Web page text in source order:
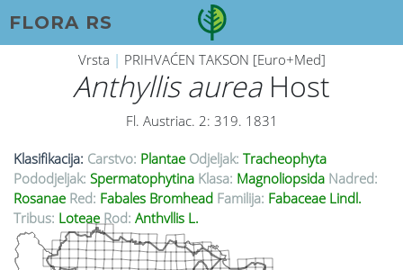
FLORA RS
Vrsta | PRIHVAĆEN TAKSON [Euro+Med]
Anthyllis aureaHost
Fl. Austriac. 2: 319. 1831
Klasifikacija: Carstvo: Plantae Odjeljak: Tracheophyta
Pododjeljak: Spermatophytina Klasa: Magnoliopsida Nadred:
Rosanae Red: Fabales Bromhead Familija: Fabaceae Lindl.
Tribus: Loteae Rod: Anthyllis L.